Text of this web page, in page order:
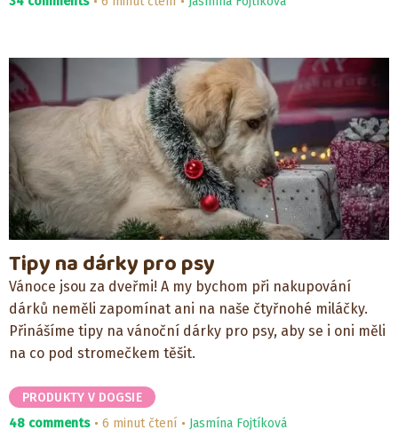
Tipy na dárky pro psy
Vánoce jsou za dveřmi! A my bychom při nakupování
dárků neměli zapomínat ani na naše čtyřnohé miláčky.
Přinášíme tipy na vánoční dárky pro psy, aby se i oni měli
na co pod stromečkem těšit.
PRODUKTY V DOGSIE
48 comments
6 minut čtení Jasmína Fojtíková